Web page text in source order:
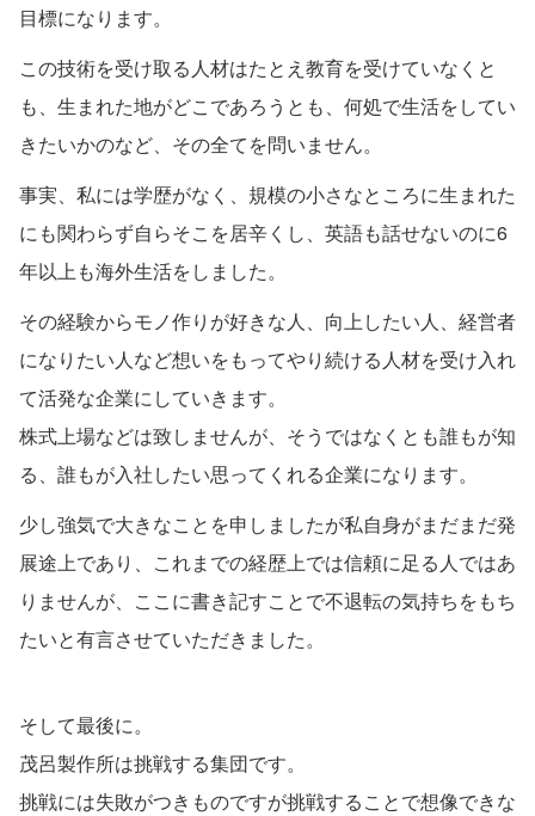
目標になります。
この技術を受け取る人材はたとえ教育を受けていなくと
も、生まれた地がどこであろうとも、何処で生活をしてい
きたいかのなど、その全てを問いません。
事実、私には学歴がなく、規模の小さなところに生まれた
にも関わらず自らそこを居辛くし、英語も話せないのに6
年以上も海外生活をしました。
その経験からモノ作りが好きな人、向上したい人、経営者
になりたい人など想いをもってやり続ける人材を受け入れ
て活発な企業にしていきます。
株式上場などは致しませんが、そうではなくとも誰もが知
る、誰もが入社したい思ってくれる企業になります。
少し強気で大きなことを申しましたが私自身がまだまだ発
展途上であり、これまでの経歴上では信頼に足る人ではあ
りませんが、ここに書き記すことで不退転の気持ちをもち
たいと有言させていただきました。
そして最後に。
茂呂製作所は挑戦する集団です。
挑戦には失敗がつきものですが挑戦することで想像できな